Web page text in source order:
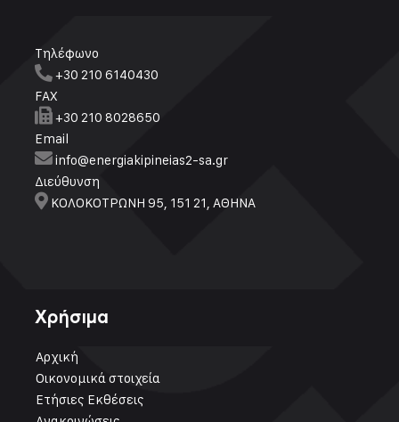
Τηλέφωνο
+30 210 6140430
FAX
+30 210 8028650
Email
info@energiakipineias2-sa.gr
Διεύθυνση
ΚΟΛΟΚΟΤΡΩΝΗ 95, 151 21, ΑΘΗΝΑ
Χρήσιμα
Αρχική
Οικονομικά στοιχεία
Ετήσιες Εκθέσεις